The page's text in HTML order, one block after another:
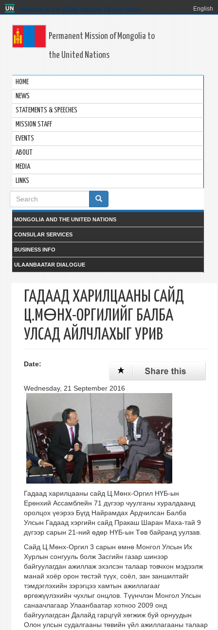
Welcome to the United Nations. It's your world. English
Permanent Mission of Mongolia to
the United Nations
HOME
NEWS
STATEMENTS & SPEECHES
MISSION STAFF
EVENTS
ABOUT
MEDIA
LINKS
Search
form
MONGOLIA AND THE UNITED NATIONS
CONSULAR SERVICES
BUSINESS INFO
ULAANBAATAR DIALOGUE
ГАДААД ХАРИЛЦААНЫ САЙД
Ц.МӨНХ-ОРГИЛИЙГ БАЛБА
УЛСАД АЙЛЧЛАХЫГ УРИВ
Date:
Wednesday, 21 September 2016
Гадаад харилцааны сайд Ц.Мөнх-Оргил НҮБ-ын
Ерөнхий Ассамблейн 71 дүгээр чуулганы хуралдаанд
оролцох үеэрээ Бүгд Найрамдах Ардчилсан Балба
Улсын Гадаад хэргийн сайд Пракаш Шаран Маха-тай 9
дүгээр сарын 21-ний өдөр НҮБ-ын Төв байранд уулзав.
Сайд Ц.Мөнх-Оргил 3 сарын өмнө Монгол Улсын Их
Хурлын сонгууль болж Засгийн газар шинээр
байгуулагдан ажиллаж эхэлсэн талаар товчхон мэдээлж
манай хоёр орон төстэй түүх, соёл, зан заншилтайг
тэмдэглэхийн зэрэгцээ хамтын ажиллагааг
өргөжүүлэхийн чухлыг онцлов. Түүнчлэн Монгол Улсын
санаачлагаар Улаанбаатар хотноо 2009 онд
байгуулагдсан Далайд гарцгүй хөгжиж буй орнуудын
Олон улсын судалгааны төвийн үйл ажиллагааны талаар